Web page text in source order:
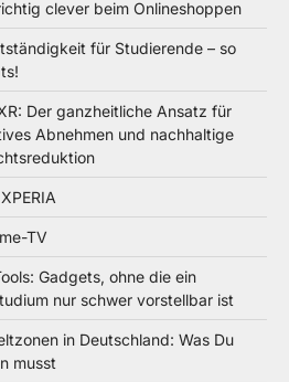
clever beim Onlineshoppen
für Studierende – so
Der ganzheitliche Ansatz für
Abnehmen und nachhaltige
TV
Gadgets, ohne die ein
nur schwer vorstellbar ist
in Deutschland: Was Du
musst